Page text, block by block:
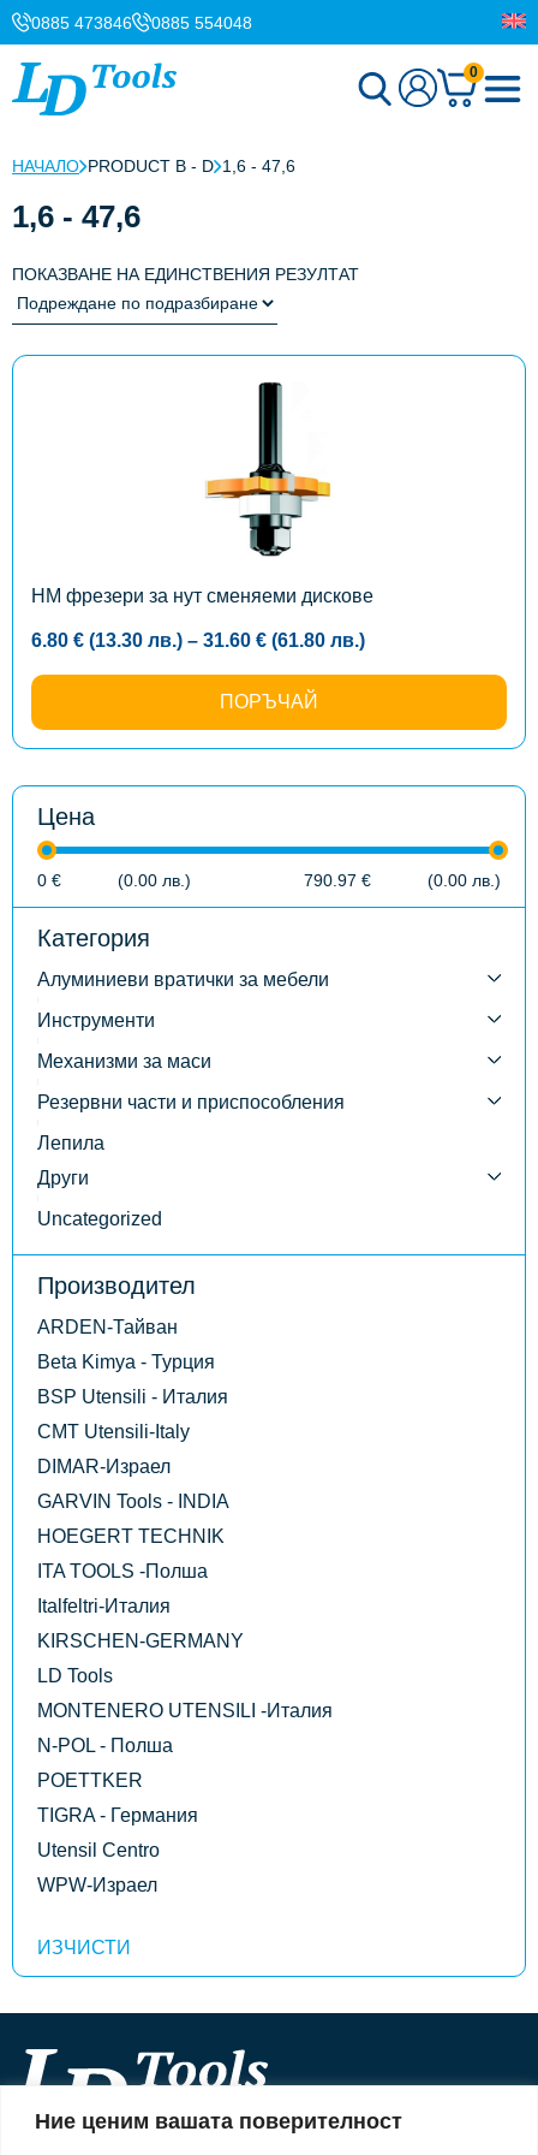
Ние ценим вашата поверителност
0885 473846 0885 554048
0
НАЧАЛО PRODUCT B - D 1,6 - 47,6
1,6 - 47,6
ПОКАЗВАНЕ НА ЕДИНСТВЕНИЯ РЕЗУЛТАТ
HM фрезери за нут сменяеми дискове
6.80 € (13.30 лв.) – 31.60 € (61.80 лв.)Price
6.80 €
through
31.60 €
лв.)
ПОРЪЧАЙ
the
product
page
Цена
0 € (0.00 лв. ) 790.97 € (0.00 лв. )
Категория
Алуминиеви вратички за мебели
Инструменти
Механизми за маси
Резервни части и приспособления
Лепила
Други
Uncategorized
Производител
ARDEN-Тайван
Beta Kimya - Турция
BSP Utensili - Италия
CMT Utensili-Italy
DIMAR-Израел
GARVIN Tools - INDIA
HOEGERT TECHNIK
ITA TOOLS -Полша
Italfeltri-Италия
KIRSCHEN-GERMANY
LD Tools
MONTENERO UTENSILI -Италия
N-POL - Полша
POETTKER
TIGRA - Германия
Utensil Centro
WPW-Израел